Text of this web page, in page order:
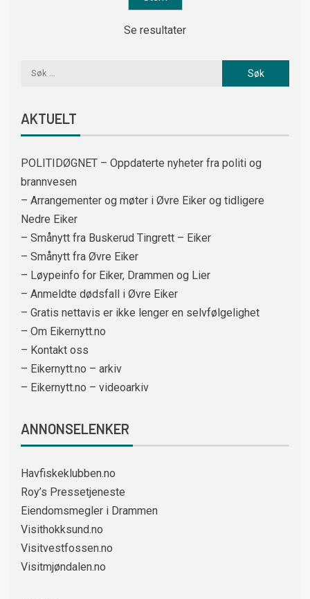
Se resultater
AKTUELT
POLITIDØGNET – Oppdaterte nyheter fra politi og
brannvesen
– Arrangementer og møter i Øvre Eiker og tidligere
Nedre Eiker
– Smånytt fra Buskerud Tingrett – Eiker
– Smånytt fra Øvre Eiker
– Løypeinfo for Eiker, Drammen og Lier
– Anmeldte dødsfall i Øvre Eiker
– Gratis nettavis er ikke lenger en selvfølgelighet
– Om Eikernytt.no
– Kontakt oss
– Eikernytt.no – arkiv
– Eikernytt.no – videoarkiv
ANNONSELENKER
Havfiskeklubben.no
Roy’s Pressetjeneste
Eiendomsmegler i Drammen
Visithokksund.no
Visitvestfossen.no
Visitmjøndalen.no